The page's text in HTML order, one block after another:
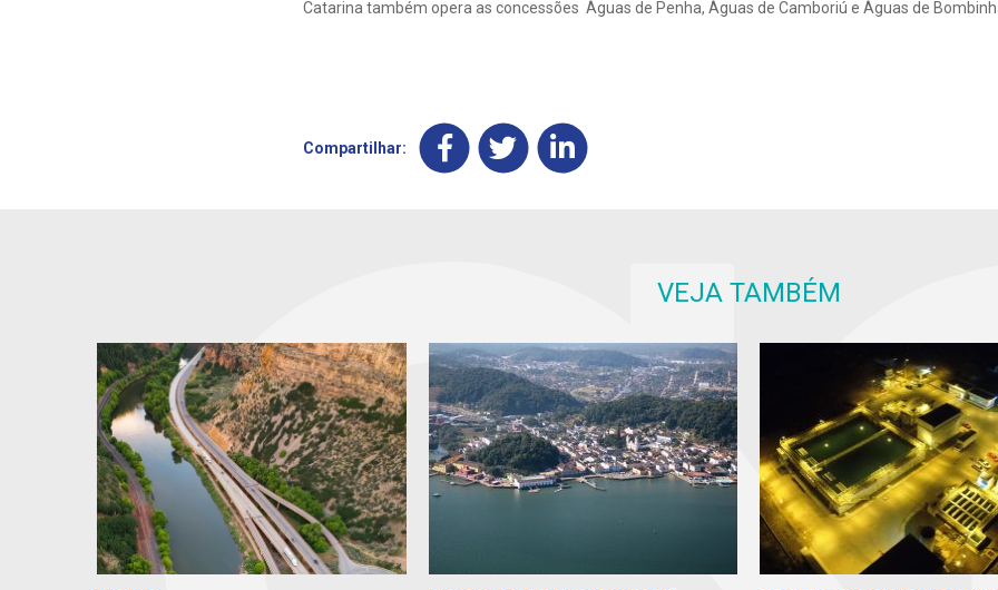
Catarina também opera as concessões Águas de Penha, Águas de Camboriú e Águas de
Compartilhar:
VEJA TAMBÉM